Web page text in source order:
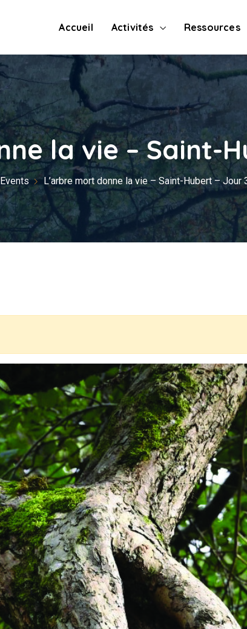
Accueil Activités Ressources
la vie – Saint-
Events L’arbre mort donne la vie – Saint-Hubert – Jour